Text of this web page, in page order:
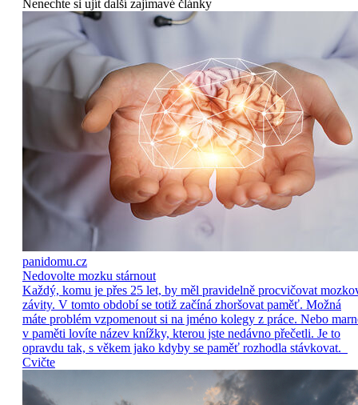
Nenechte si ujít další zajímavé články
panidomu.cz
Nedovolte mozku stárnout
Každý, komu je přes 25 let, by měl pravidelně procvičovat
závity. V tomto období se totiž začíná zhoršovat paměť. Možná
máte problém vzpomenout si na jméno kolegy z práce. Nebo
v paměti lovíte název knížky, kterou jste nedávno přečetli. Je to
opravdu tak, s věkem jako kdyby se paměť rozhodla stávkovat.
Cvičte